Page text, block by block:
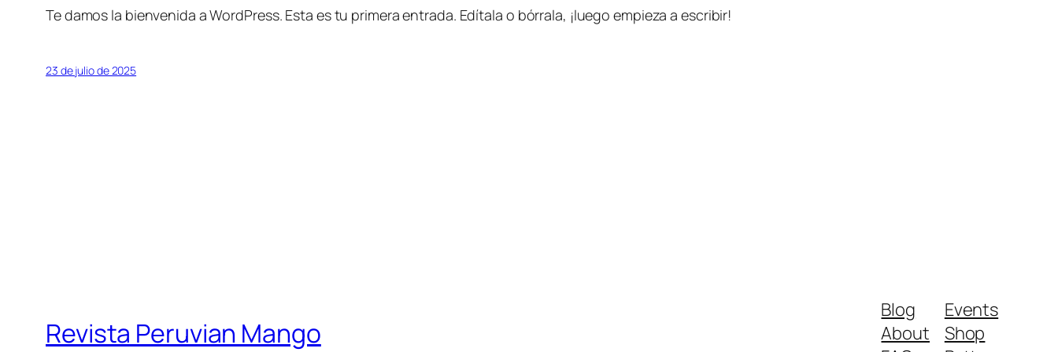
Te damos la bienvenida a WordPress. Esta es tu primera entrada. Edítala o bórrala, ¡luego empieza a escribir!
23 de julio de 2025
Revista Peruvian Mango
Blog
About
Events
Shop